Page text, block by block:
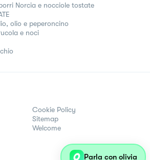
Norcia e nocciole tostate
olio e peperoncino
e noci
Cookie Policy
Sitemap
Welcome
Parla con olivia